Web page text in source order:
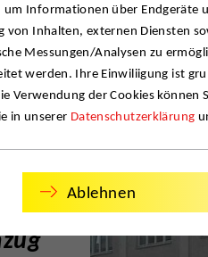
Informationen über Endgeräte
Inhalten, externen Diensten
Messungen/Analysen zu
werden. Ihre Einwiliigung ist
Verwendung der Cookies können
in unserer Datenschutzerklärung
Ablehnen